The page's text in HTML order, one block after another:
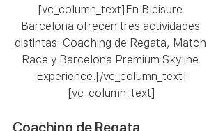
[vc_column_text]En Bleisure
Barcelona ofrecen tres actividades
distintas: Coaching de Regata, Match
Race y Barcelona Premium Skyline
Experience.[/vc_column_text]
[vc_column_text]
Coaching de Regata